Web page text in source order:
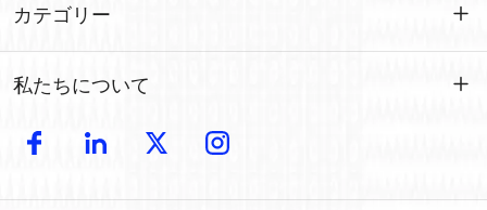
製品
製造
卸売
カテゴリー
カスタマイズされた
私たちについて
導入